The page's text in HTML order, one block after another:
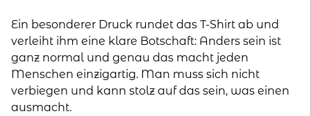
Ein besonderer Druck rundet das T-Shirt ab und
verleiht ihm eine klare Botschaft: Anders sein ist
ganz normal und genau das macht jeden
Menschen einzigartig. Man muss sich nicht
verbiegen und kann stolz auf das sein, was einen
ausmacht.